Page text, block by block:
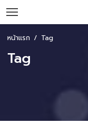
หน้าแรก Tag
Tag